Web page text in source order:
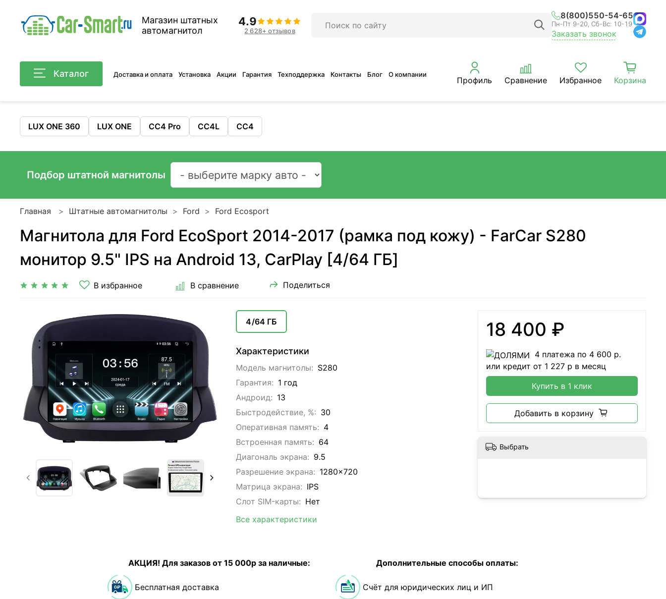
Магазин штатных
автомагнитол
4.9
2 628+ отзывов
8(800)550-54-65
Пн-Пт 9-20, Сб-Вс: 10-19
Заказать звонок
Каталог Доставка и оплата Установка Акции Гарантия Техподдержка Контакты Блог О компании
Профиль Сравнение Избранное Корзина
LUX ONE 360 LUX ONE CC4 Pro CC4L CC4
Подбор штатной магнитолы
Главная Штатные автомагнитолы Ford Ford Ecosport
Магнитола для Ford EcoSport 2014-2017 (рамка под кожу) - FarCar S280
монитор 9.5" IPS на Android 13, CarPlay [4/64 ГБ]
В избранное В сравнение Поделиться
4/64 ГБ
Характеристики
Модель магнитолы: S280
Гарантия: 1 год
Андроид: 13
Быстродействие, %: 30
Оперативная память: 4
Встроенная память: 64
Диагональ экрана: 9.5
Разрешение экрана: 1280x720
Матрица экрана: IPS
Слот SIM-карты: Нет
Все характеристики
18 400 ₽
4 платежа по 4 600 р.
или кредит от 1 227 р в месяц
Купить в 1 клик
Добавить в корзину
Выбрать
АКЦИЯ! Для заказов от 15 000р за наличные:
Бесплатная доставка
Дополнительные способы оплаты:
Счёт для юридических лиц и ИП